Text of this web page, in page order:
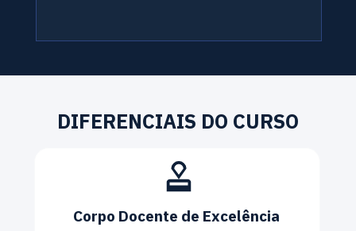
DIFERENCIAIS DO CURSO
Corpo Docente de Excelência